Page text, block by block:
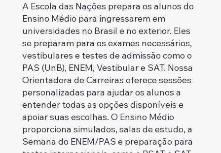
A Escola das Nações prepara os alunos do
Ensino Médio para ingressarem em
universidades no Brasil e no exterior. Eles
se preparam para os exames necessários,
vestibulares e testes de admissão como o
PAS (UnB), ENEM, Vestibular e SAT. Nossa
Orientadora de Carreiras oferece sessões
personalizadas para ajudar os alunos a
entender todas as opções disponíveis e
apoiar suas escolhas. O Ensino Médio
proporciona simulados, salas de estudo, a
Semana do ENEM/PAS e preparação para